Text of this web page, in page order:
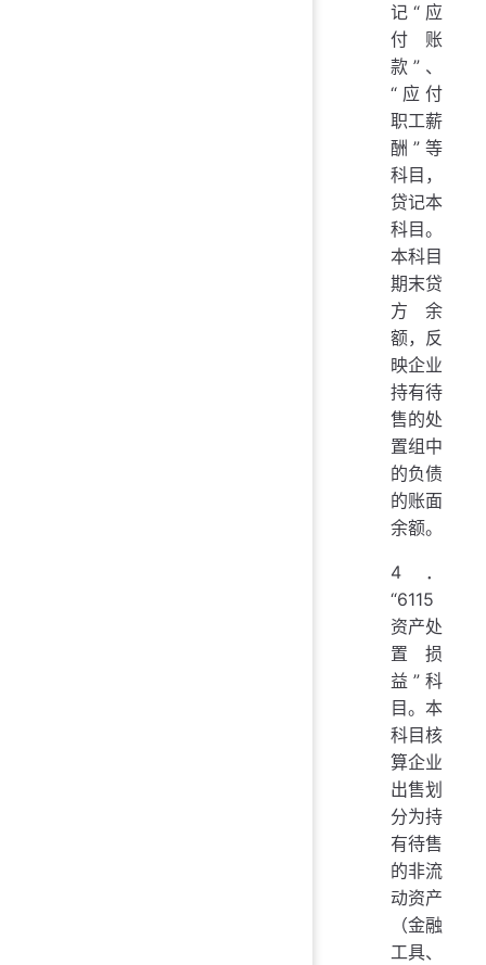
记“应
付账
款”、
“应付
职工薪
酬”等
科目，
贷记本
科目。
本科目
期末贷
方余
额，反
映企业
持有待
售的处
置组中
的负债
的账面
余额。
4．
“6115
资产处
置损
益”科
目。本
科目核
算企业
出售划
分为持
有待售
的非流
动资产
（金融
工具、